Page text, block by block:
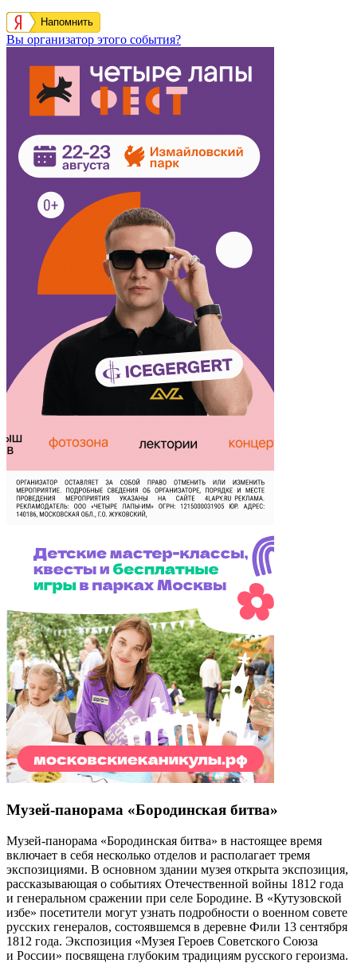
Напомнить
Вы организатор этого события?
Музей-панорама «Бородинская битва»
Музей-панорама «Бородинская битва» в настоящее время
включает в себя несколько отделов и располагает тремя
экспозициями. В основном здании музея открыта экспозиция,
рассказывающая о событиях Отечественной войны 1812 года
и генеральном сражении при селе Бородине. В «Кутузовской
избе» посетители могут узнать подробности о военном совете
русских генералов, состоявшемся в деревне Фили 13 сентября
1812 года. Экспозиция «Музея Героев Советского Союза
и России» посвящена глубоким традициям русского героизма.